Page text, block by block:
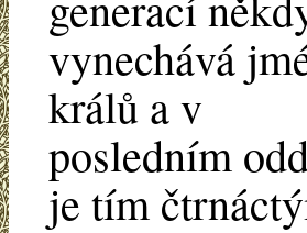
vynechává
králů a v
posledním
je tím